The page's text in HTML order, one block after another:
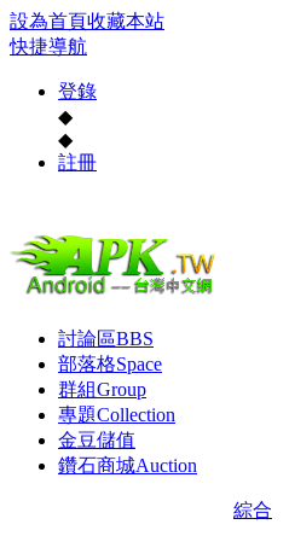
設為首頁收藏本站
快捷導航
登錄
◆
◆
註冊
討論區BBS
部落格Space
群組Group
專題Collection
金豆儲值
鑽石商城Auction
綜合